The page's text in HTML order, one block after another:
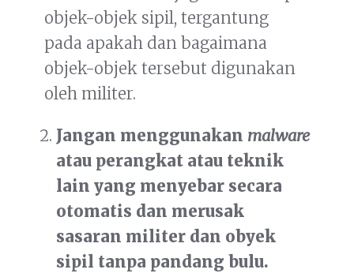
objek-objek sipil, tergantung
pada apakah dan bagaimana
objek-objek tersebut digunakan
oleh militer.
Jangan menggunakan malware
atau perangkat atau teknik
lain yang menyebar secara
otomatis dan merusak
sasaran militer dan obyek
sipil tanpa pandang bulu.